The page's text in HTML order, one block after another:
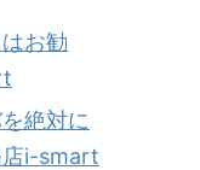
お勧
絶対に
i-smart